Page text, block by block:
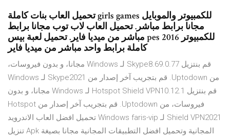
تحميل العاب بنات كاملة girls games للكمبيوتر والموبايل
مجانا برابط مباشر. تحميل العاب لاب توب مجانا برابط
مباشر من ميديا فاير. تحميل لعبة بيس pes 2016 للكمبيوتر
كاملة برابط واحد مباشر من ميديا فاير
‫قم بنتزيل Skype8.69.0.77 لـ Windows مجانا، و بدون فيروسات،
من Uptodown. قم بتجريب آخر إصدار من Skype2021 لـ Windows
‫قم بنتزيل Hotspot Shield VPN10.12.1 لـ Windows مجانا، و بدون
فيروسات، من Uptodown. قم بتجريب آخر إصدار من Hotspot
Shield VPN2021 لـ Windows faris-vip تحميل افضل العاب الاندرويد
المجانية وتحميل افضل التطبيقات المجانية مجانا بصيغة Apk تنزيل